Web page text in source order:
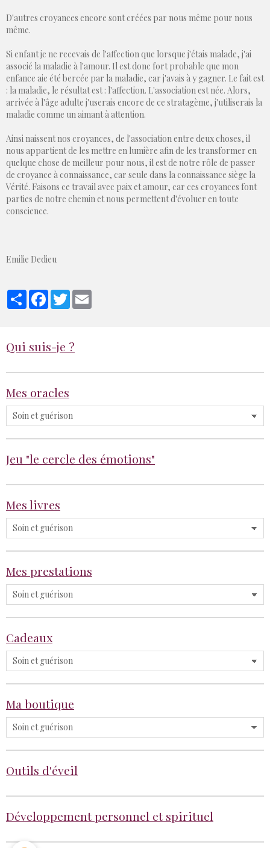
D'autres croyances encore sont créées par nous même pour nous
même.
Si enfant je ne recevais de l'affection que lorsque j'étais malade, j'ai
associé la maladie à l'amour. Il est donc fort probable que mon
enfance aie été bercée par la maladie, car j'avais à y gagner. Le fait est
: la maladie, le résultat est : l'affection. L'association est née. Alors,
arrivée à l'âge adulte j'userais encore de ce stratagème, j'utiliserais la
maladie comme un aimant à attention.
Ainsi naissent nos croyances, de l'association entre deux choses, il
nous appartient de les mettre en lumière afin de les transformer en
quelque chose de meilleur pour nous, il est de notre rôle de passer
de croyance à connaissance, car seule dans la connaissance siège la
Vérité. Faisons ce travail avec paix et amour, car ces croyances font
parties de notre chemin et nous permettent d'évoluer en toute
conscience.
Emilie Dedieu
PartagerFacebook
Twitter
Qui suis-je ?
Mes oracles
Jeu "le cercle des émotions"
Mes livres
Mes prestations
Cadeaux
Ma boutique
Outils d'éveil
Développement personnel et spirituel